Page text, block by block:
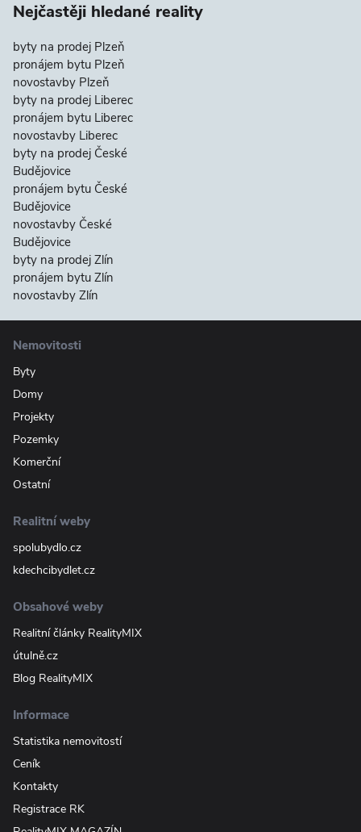
Nejčastěji hledané reality
byty na prodej Plzeň
pronájem bytu Plzeň
novostavby Plzeň
byty na prodej Liberec
pronájem bytu Liberec
novostavby Liberec
byty na prodej České
Budějovice
pronájem bytu České
Budějovice
novostavby České
Budějovice
byty na prodej Zlín
pronájem bytu Zlín
novostavby Zlín
Nemovitosti
Byty
Domy
Projekty
Pozemky
Komerční
Ostatní
Realitní weby
spolubydlo.cz
kdechcibydlet.cz
Obsahové weby
Realitní články RealityMIX
útulně.cz
Blog RealityMIX
Informace
Statistika nemovitostí
Ceník
Kontakty
Registrace RK